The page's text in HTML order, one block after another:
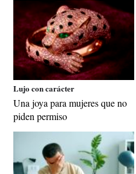
Lujo con carácter
Una joya para mujeres que no
piden permiso